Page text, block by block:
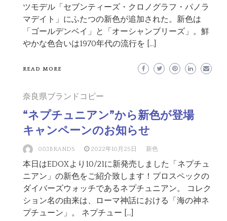
ツモデル「セブンティーズ・クロノグラフ・パノラ
マデイト」にふたつの新色が追加された。新色は
「ゴールデンベイ」と「オーシャンブリーズ」。鮮
やかな色合いは1970年代の流行を […]
READ MORE
奈良県ブランドコピー
“ネプチュニアン”から新色が登場
キャンペーンのお知らせ
003BRANDS 2022年10月25日 新色
本日はEDOXより10/21に新発売しました「ネプチュ
ニアン」の新色をご紹介致します！プロスペックの
ダイバーズウォッチであるネプチュニアン。 コレク
ション名の由来は、ローマ神話における「海の神ネ
プチューン」。 ネプチュー […]